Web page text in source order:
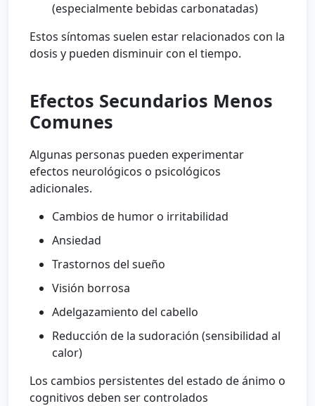
(especialmente bebidas carbonatadas)
Estos síntomas suelen estar relacionados con la
dosis y pueden disminuir con el tiempo.
Efectos Secundarios Menos
Comunes
Algunas personas pueden experimentar
efectos neurológicos o psicológicos
adicionales.
Cambios de humor o irritabilidad
Ansiedad
Trastornos del sueño
Visión borrosa
Adelgazamiento del cabello
Reducción de la sudoración (sensibilidad al
calor)
Los cambios persistentes del estado de ánimo o
cognitivos deben ser controlados